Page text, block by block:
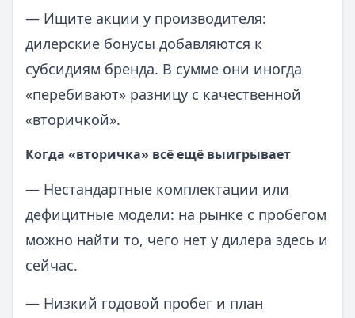
— Ищите акции у производителя:
дилерские бонусы добавляются к
субсидиям бренда. В сумме они иногда
«перебивают» разницу с качественной
«вторичкой».
Когда «вторичка» всё ещё выигрывает
— Нестандартные комплектации или
дефицитные модели: на рынке с пробегом
можно найти то, чего нет у дилера здесь и
сейчас.
— Низкий годовой пробег и план